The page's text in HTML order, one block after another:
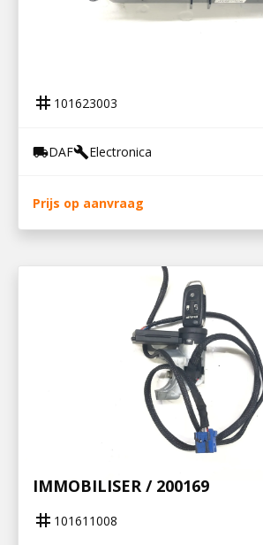
tag 101623003
local_shippingDAFbuildElectronica
Prijs op aanvraag
IMMOBILISER / 200169
tag 101611008